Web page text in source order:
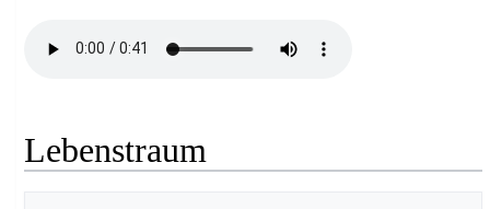
Lebenstraum